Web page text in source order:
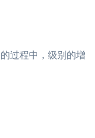
过程中，级别的增